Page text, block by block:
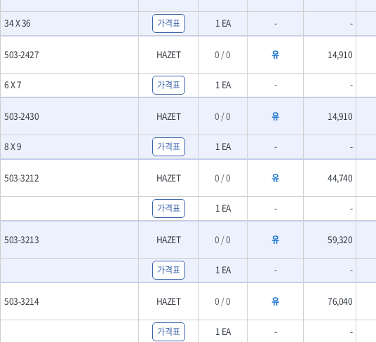
- 디지털앵글파인더
- 띠톱날
- 호미
- 스포크
- 홈클리너
- 제초기
- 괭이
- 통나무쪼개기
- 가든툴세트
- 습식그라인더
- 건식그라인더
- 연마지그
- 연마숫돌
- 기타 악세사리
목공기계
- 루터, 루터테이블
34 X 36 가격표 1 EA - -
503-2427 HAZET 0 / 0 유 14,910
6 X 7 가격표 1 EA - -
503-2430 HAZET 0 / 0 유 14,910
8 X 9 가격표 1 EA - -
503-3212 HAZET 0 / 0 유 44,740
가격표 1 EA - -
503-3213 HAZET 0 / 0 유 59,320
가격표 1 EA - -
503-3214 HAZET 0 / 0 유 76,040
가격표 1 EA - -